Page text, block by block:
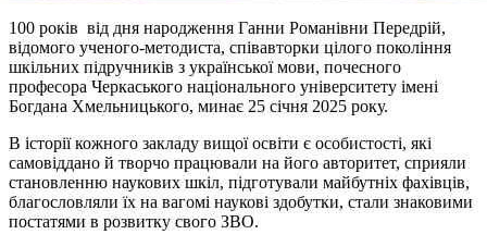
100 років від дня народження Ганни Романівни Передрій,
відомого ученого-методиста, співавторки цілого покоління
шкільних підручників з української мови, почесного
професора Черкаського національного університету імені
Богдана Хмельницького, минає 25 січня 2025 року.
В історії кожного закладу вищої освіти є особистості, які
самовіддано й творчо працювали на його авторитет, сприяли
становленню наукових шкіл, підготували майбутніх фахівців,
благословляли їх на вагомі наукові здобутки, стали знаковими
постатями в розвитку свого ЗВО.